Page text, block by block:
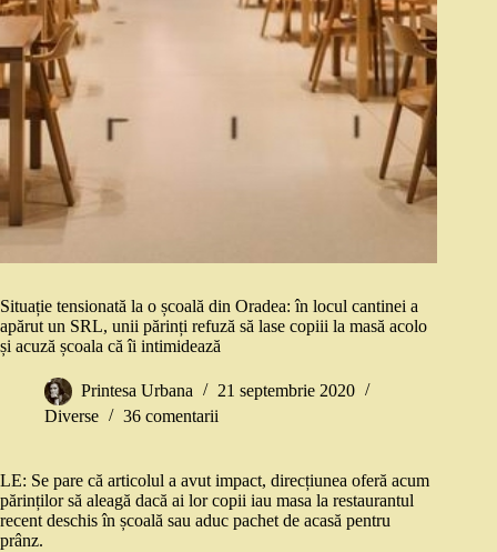
Situație tensionată la o școală din Oradea: în locul cantinei a
apărut un SRL, unii părinți refuză să lase copiii la masă acolo
și acuză școala că îi intimidează
Printesa Urbana
21 septembrie 2020
Diverse
36 comentarii
LE: Se pare că articolul a avut impact, direcțiunea oferă acum
părinților să aleagă dacă ai lor copii iau masa la restaurantul
recent deschis în școală sau aduc pachet de acasă pentru
prânz.